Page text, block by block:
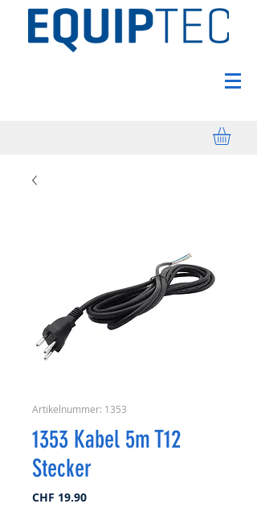
Artikelnummer: 1353
1353 Kabel 5m T12
Stecker
CHF 19.90Preis